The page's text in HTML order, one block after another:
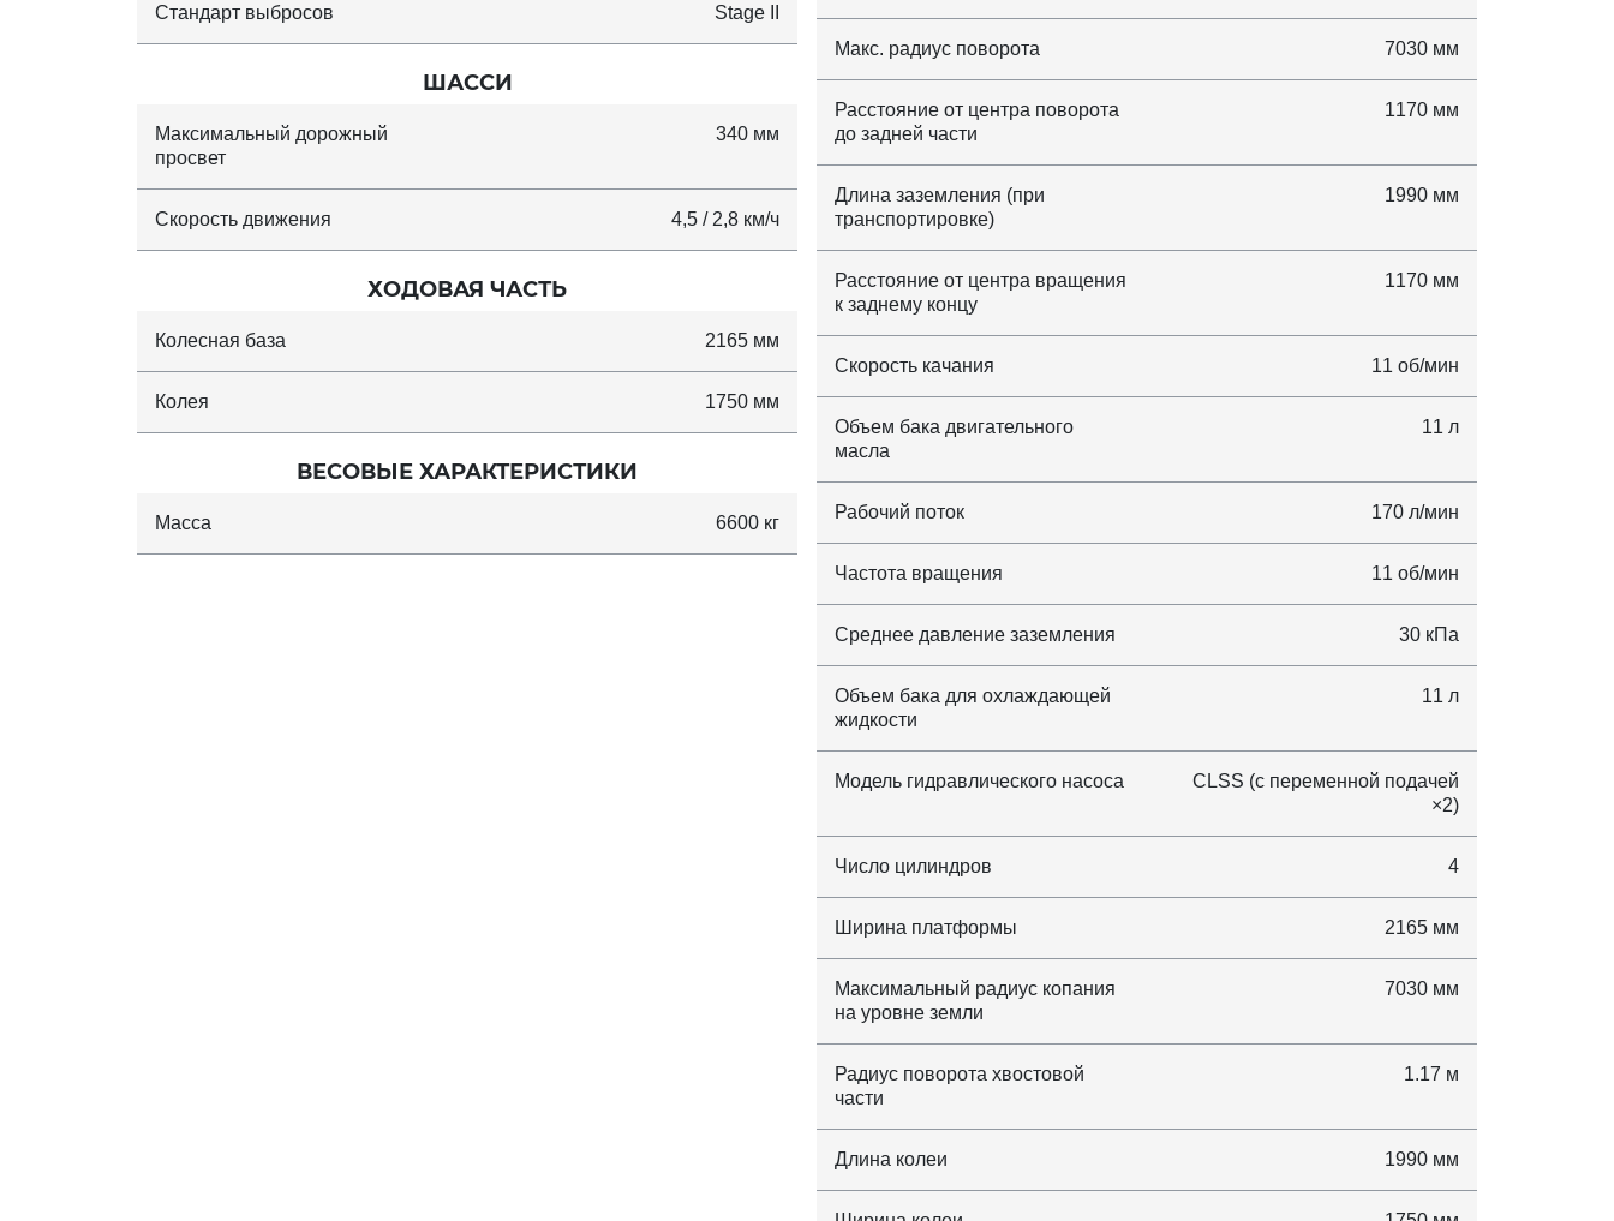
Стандарт выбросов Stage II
ШАССИ
Максимальный дорожный
просвет
340 мм
Скорость движения 4,5 / 2,8 км/ч
ХОДОВАЯ ЧАСТЬ
Колесная база 2165 мм
Колея 1750 мм
ВЕСОВЫЕ ХАРАКТЕРИСТИКИ
Масса 6600 кг
Макс. радиус поворота 7030 мм
Расстояние от центра поворота
до задней части
1170 мм
Длина заземления (при
транспортировке)
1990 мм
Расстояние от центра вращения
к заднему концу
1170 мм
Скорость качания 11 об/мин
Объем бака двигательного
масла
11 л
Рабочий поток 170 л/мин
Частота вращения 11 об/мин
Среднее давление заземления 30 кПа
Объем бака для охлаждающей
жидкости
11 л
Модель гидравлического насоса
CLSS (с переменной подачей
×2)
Число цилиндров 4
Ширина платформы 2165 мм
Максимальный радиус копания
на уровне земли
7030 мм
Радиус поворота хвостовой
части
1.17 м
Длина колеи 1990 мм